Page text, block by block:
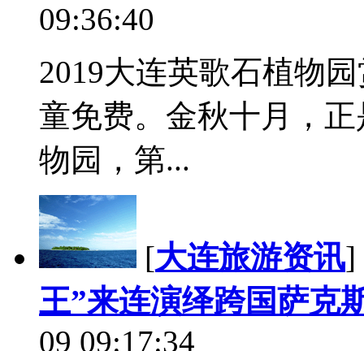
09:36:40
2019大连英歌石植物
童免费。金秋十月，
物园，第...
[大连旅游资讯]
王”来连演绎跨国萨克
09 09:17:34